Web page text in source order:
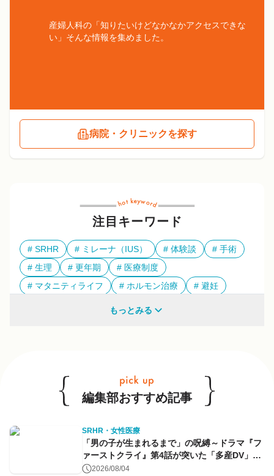
産婦人科の「知りたいけどなかなかアクセスできな
い」そんな情報を集めました。
病院・クリニックを探す
注目キーワード
SRHR ミレーナ（IUS） 体験談
手術
生理
更年期
医療制度
マタニティライフ
ホルモン治療
避妊
もっとみる
編集部おすすめ記事
SRHR・女性医療
「男の子が生まれるまで」の呪縛～ドラマ『フ
ァーストクライ』第4話が突いた「多産DV」と
命のコントロール～
2026/08/04